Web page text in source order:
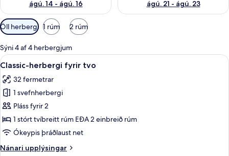
ágú. 14 - ágú. 16
ágú. 21 - ágú. 23
Síur
í
boði
fyrir
herbergi
Öll herbergi 1 rúm 2 rúm
Sýni 4 af 4 herbergjum
Skoða
allar
myndir
fyrir
Classic-
herbergi
fyrir
Öryggishólf í herbergi, straujárn/
4
Classic-herbergi fyrir tvo
32 fermetrar
1 svefnherbergi
Pláss fyrir 2
1 stórt tvíbreitt rúm EÐA 2 einbreið rúm
Ókeypis þráðlaust net
Nánari upplýsingar
Nánari